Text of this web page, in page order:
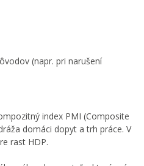
(napr. pri narušení
index PMI (Composite
domáci dopyt a trh práce. V
rast HDP.